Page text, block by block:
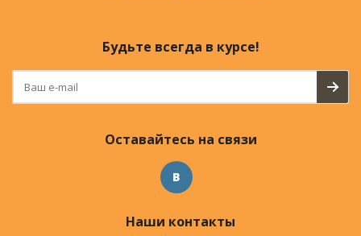
Будьте всегда в курсе!
Оставайтесь на связи
Наши контакты